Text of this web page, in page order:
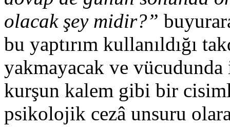
olacak şey midir?”
bu yaptırım kullanıldığı
yakmayacak ve
kurşun kalem gibi bir
psikolojik cezâ unsuru